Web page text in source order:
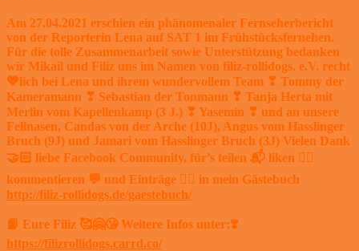
Am 27.04.2021 erschien ein phänomenaler Fernseherbericht
von der Reporterin Lena auf SAT 1 im Frühstücksfernehen.
Für die tolle Zusammenarbeit sowie Unterstützung bedanken
wir Mikail und Filiz uns im Namen von filiz-rollidogs. e.V. recht
💖lich bei Lena und ihrem wundervollem Team ❣ Tommy der
Kameramann ❣ Sebastian der Tonmann ❣ Tanja Herta mit
Merlin vom Kapellenkamp (3 J.) ❣ Yasemin ❣ und an unsere
Fellnasen, Candas von der Arche (10J), Angus vom Hasslinger
Bruch (9J) und Jamari vom Hasslinger Bruch (3J) Vielen Dank
🤝🏻 liebe Facebook Community, für’s teilen 📬 liken 👍🏻
kommentieren 💬 und Einträge ✍🏻 in mein Gästebuch
http://filiz-rollidogs.de/gaestebuch/
📙 Eure Filiz 🥰🤗😘 Weitere Infos unter:❣️
https://filizrollidogs.carrd.co/